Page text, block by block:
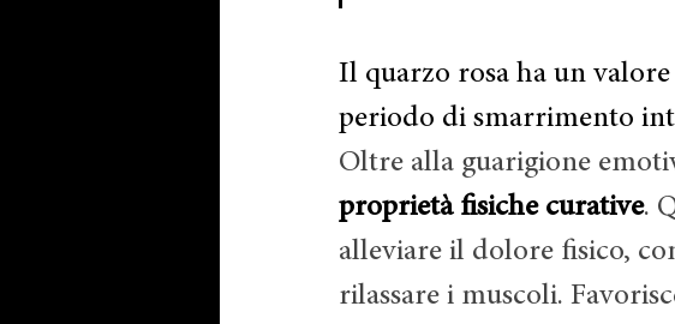
Il quarzo rosa ha un
periodo di smarrimento
Oltre alla guarigione
proprietà fisiche curative.
alleviare il dolore fisico,
rilassare i muscoli.